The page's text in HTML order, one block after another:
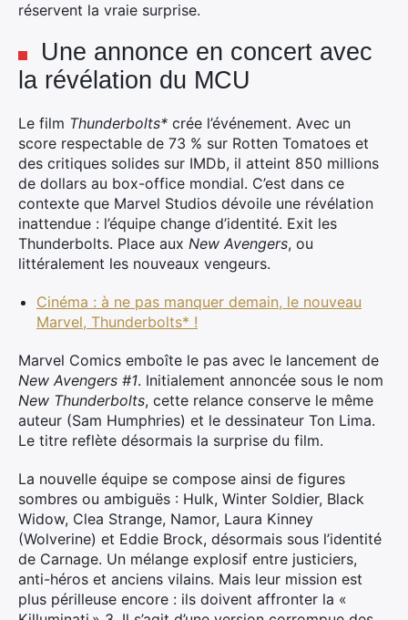
réservent la vraie surprise.
Une annonce en concert avec
la révélation du MCU
Le film Thunderbolts* crée l’événement. Avec un
score respectable de 73 % sur Rotten Tomatoes et
des critiques solides sur IMDb, il atteint 850 millions
de dollars au box-office mondial. C’est dans ce
contexte que Marvel Studios dévoile une révélation
inattendue : l’équipe change d’identité. Exit les
Thunderbolts. Place aux New Avengers, ou
littéralement les nouveaux vengeurs.
Cinéma : à ne pas manquer demain, le nouveau
Marvel, Thunderbolts* !
Marvel Comics emboîte le pas avec le lancement de
New Avengers #1. Initialement annoncée sous le nom
New Thunderbolts, cette relance conserve le même
auteur (Sam Humphries) et le dessinateur Ton Lima.
Le titre reflète désormais la surprise du film.
La nouvelle équipe se compose ainsi de figures
sombres ou ambiguës : Hulk, Winter Soldier, Black
Widow, Clea Strange, Namor, Laura Kinney
(Wolverine) et Eddie Brock, désormais sous l’identité
de Carnage. Un mélange explosif entre justiciers,
anti-héros et anciens vilains. Mais leur mission est
plus périlleuse encore : ils doivent affronter la «